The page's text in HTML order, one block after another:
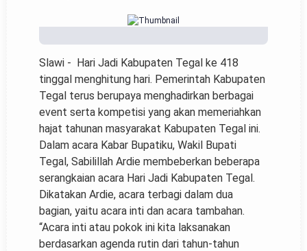
Slawi - Hari Jadi Kabupaten Tegal ke 418
tinggal menghitung hari. Pemerintah Kabupaten
Tegal terus berupaya menghadirkan berbagai
event serta kompetisi yang akan memeriahkan
hajat tahunan masyarakat Kabupaten Tegal ini.
Dalam acara Kabar Bupatiku, Wakil Bupati
Tegal, Sabilillah Ardie membeberkan beberapa
serangkaian acara Hari Jadi Kabupaten Tegal.
Dikatakan Ardie, acara terbagi dalam dua
bagian, yaitu acara inti dan acara tambahan.
“Acara inti atau pokok ini kita laksanakan
berdasarkan agenda rutin dari tahun-tahun